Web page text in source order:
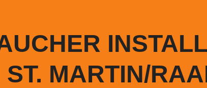
ST. MARTIN/